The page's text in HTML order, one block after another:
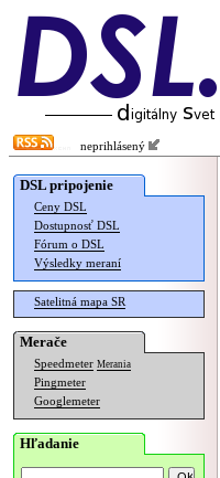
neprihlásený
DSL pripojenie
Ceny DSL
Dostupnosť DSL
Fórum o DSL
Výsledky meraní
Satelitná mapa SR
Merače
Speedmeter Merania
Pingmeter
Googlemeter
Hľadanie